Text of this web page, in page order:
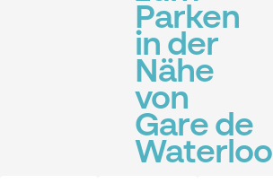
Parken
in der
Nähe
von
Gare de
Waterloo